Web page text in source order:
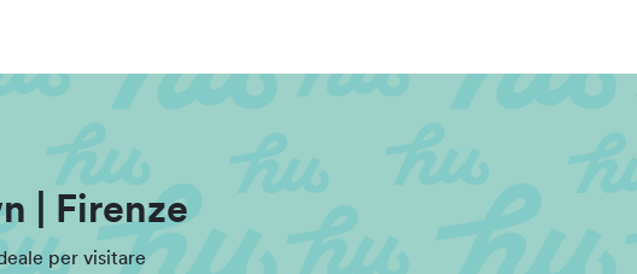
| Firenze
per visitare